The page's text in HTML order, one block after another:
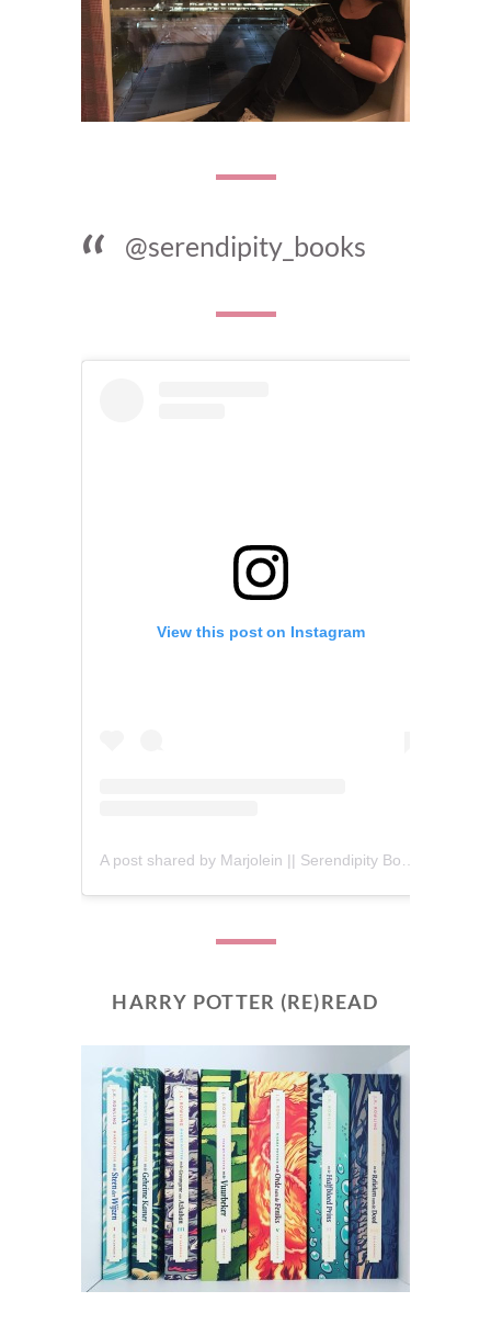
@serendipity_books
View this post on Instagram
HARRY POTTER (RE)READ